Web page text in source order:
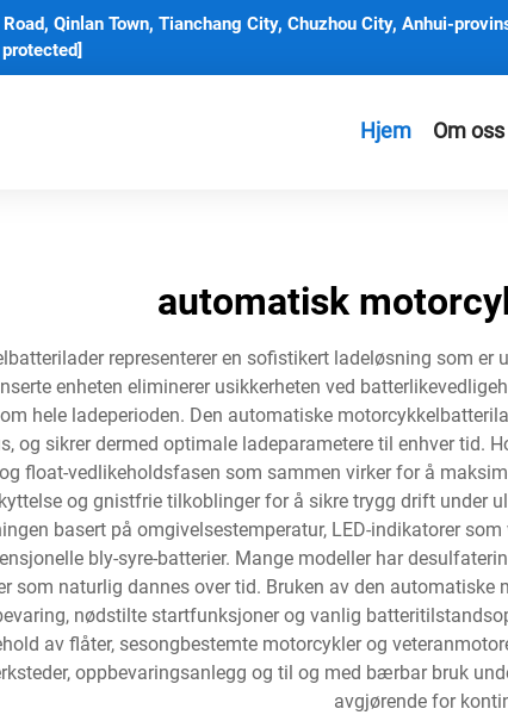
Qinlan Town, Tianchang City, Chuzhou City, Anhui-
Hjem Om oss
automatisk
representerer en sofistikert ladeløsning som
enheten eliminerer usikkerheten ved
hele ladeperioden. Den automatiske
og sikrer dermed optimale ladeparametere til enhver
float-vedlikeholdsfasen som sammen virker for å
og gnistfrie tilkoblinger for å sikre trygg drift under
basert på omgivelsestemperatur, LED-indikatorer
bly-syre-batterier. Mange modeller har
som naturlig dannes over tid. Bruken av den
nødstilte startfunksjoner og vanlig
av flåter, sesongbestemte motorcykler og
oppbevaringsanlegg og til og med bærbar bruk
avgjørende for